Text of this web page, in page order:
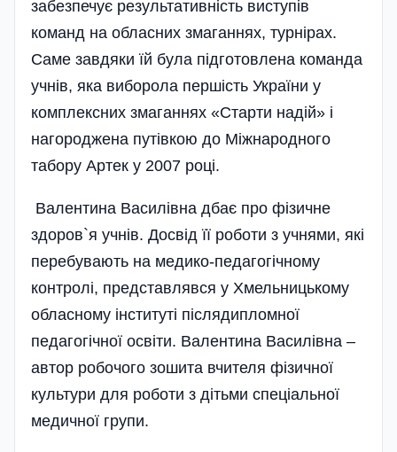
забезпечує результативність виступів
команд на обласних змаганнях, турнірах.
Саме завдяки їй була підготовлена команда
учнів, яка виборола першість України у
комплексних змаганнях «Старти надій» і
нагороджена путівкою до Міжнародного
табору Артек у 2007 році.
Валентина Василівна дбає про фізичне
здоров`я учнів. Досвід її роботи з учнями, які
перебувають на медико-педагогічному
контролі, представлявся у Хмельницькому
обласному інституті післядипломної
педагогічної освіти. Валентина Василівна –
автор робочого зошита вчителя фізичної
культури для роботи з дітьми спеціальної
медичної групи.